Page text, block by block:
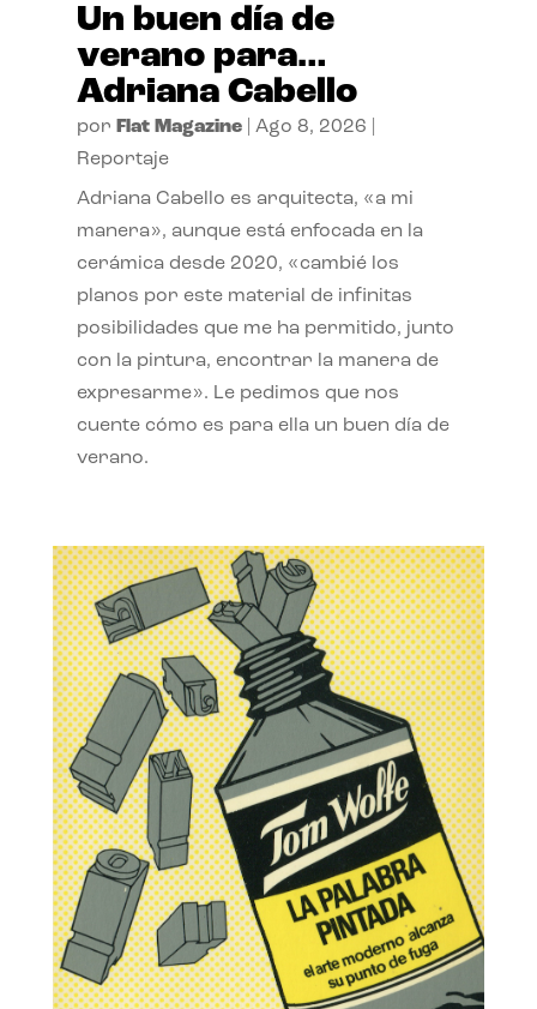
Un buen día de
verano para…
Adriana Cabello
por Flat Magazine| Ago 8, 2026
Reportaje
Adriana Cabello es arquitecta, «a mi
manera», aunque está enfocada en la
cerámica desde 2020, «cambié los
planos por este material de infinitas
posibilidades que me ha permitido, junto
con la pintura, encontrar la manera de
expresarme». Le pedimos que nos
cuente cómo es para ella un buen día de
verano.